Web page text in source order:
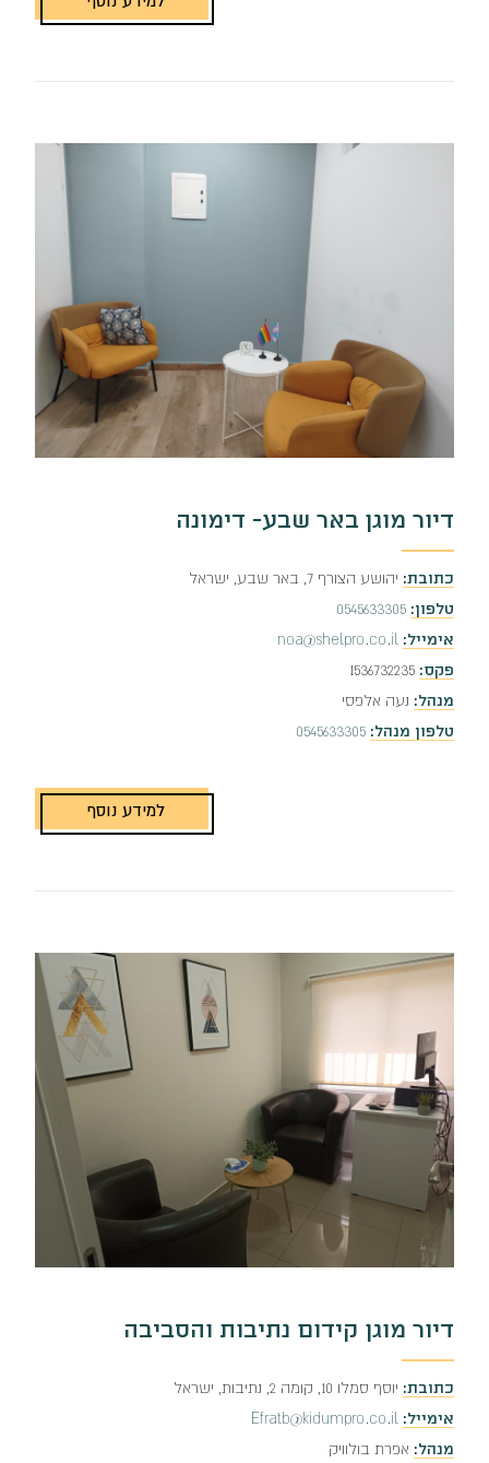
דיור מוגן באר שבע- דימונה
כתובת: יהושע הצורף 7, באר שבע, ישראל
טלפון: 0545633305
אימייל: noa@shelpro.co.il
פקס:
מנהל: נעה אלפסי
טלפון מנהל: 0545633305
למידע נוסף
דיור מוגן קידום נתיבות והסביבה
כתובת: יוסף סמלו 10, קומה 2, נתיבות, ישראל
אימייל: Efratb@kidumpro.co.il
מנהל: אפרת בולוויק